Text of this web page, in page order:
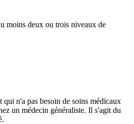
moins deux ou trois niveaux de
qui n'a pas besoin de soins médicaux
un médecin généraliste. Il s'agit du